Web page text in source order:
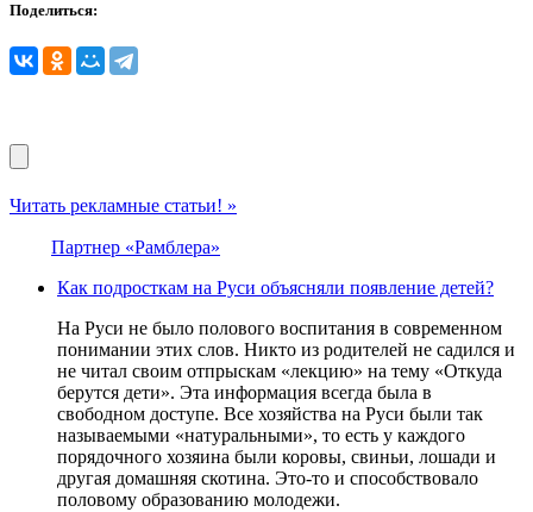
Поделиться:
Читать рекламные статьи! »
Партнер «Рамблера»
Как подросткам на Руси объясняли появление детей?
На Руси не было полового воспитания в современном
понимании этих слов. Никто из родителей не садился и
не читал своим отпрыскам «лекцию» на тему «Откуда
берутся дети». Эта информация всегда была в
свободном доступе. Все хозяйства на Руси были так
называемыми «натуральными», то есть у каждого
порядочного хозяина были коровы, свиньи, лошади и
другая домашняя скотина. Это-то и способствовало
половому образованию молодежи.